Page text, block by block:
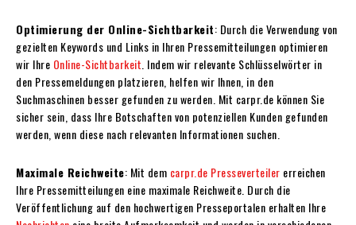
Optimierung der Online-Sichtbarkeit: Durch die Verwendung von
gezielten Keywords und Links in Ihren Pressemitteilungen optimieren
wir Ihre Online-Sichtbarkeit . Indem wir relevante Schlüsselwörter in
den Pressemeldungen platzieren, helfen wir Ihnen, in den
Suchmaschinen besser gefunden zu werden. Mit carpr.de können Sie
sicher sein, dass Ihre Botschaften von potenziellen Kunden gefunden
werden, wenn diese nach relevanten Informationen suchen.
Maximale Reichweite: Mit dem carpr.de Presseverteiler erreichen
Ihre Pressemitteilungen eine maximale Reichweite. Durch die
Veröffentlichung auf den hochwertigen Presseportalen erhalten Ihre